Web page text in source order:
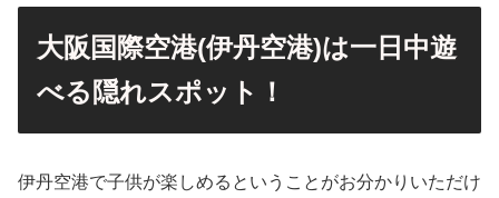
大阪国際空港(伊丹空港)は一日中遊
べる隠れスポット！
伊丹空港で子供が楽しめるということがお分かりいただけ